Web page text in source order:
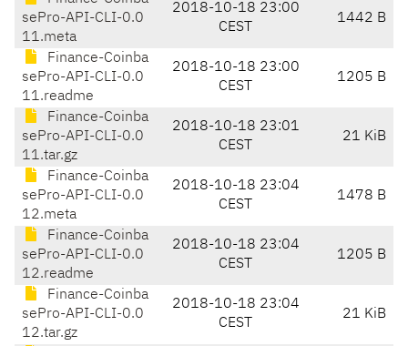
sePro-API-CLI-0.0
11.meta
2018-10-18 23:00
CEST
1442 B
Finance-Coinba
sePro-API-CLI-0.0
11.readme
2018-10-18 23:00
CEST
1205 B
Finance-Coinba
sePro-API-CLI-0.0
11.tar.gz
2018-10-18 23:01
CEST
21 KiB
Finance-Coinba
sePro-API-CLI-0.0
12.meta
2018-10-18 23:04
CEST
1478 B
Finance-Coinba
sePro-API-CLI-0.0
12.readme
2018-10-18 23:04
CEST
1205 B
Finance-Coinba
sePro-API-CLI-0.0
12.tar.gz
2018-10-18 23:04
CEST
21 KiB